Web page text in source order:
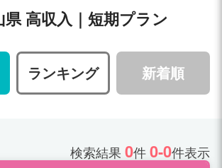
県 高収入｜短期プラン
ランキング 新着順
検索結果0件0-0件表示